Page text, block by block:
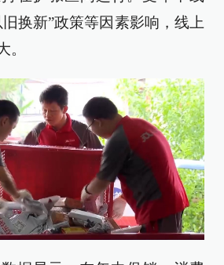
换新”政策等因素影响，线上
。